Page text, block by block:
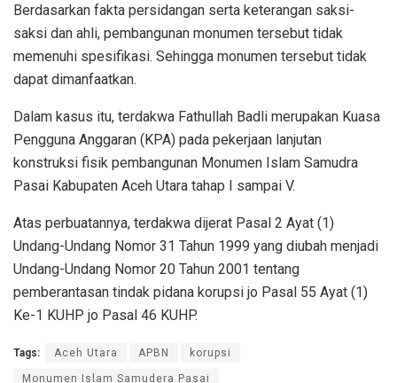
Berdasarkan fakta persidangan serta keterangan saksi-
saksi dan ahli, pembangunan monumen tersebut tidak
memenuhi spesifikasi. Sehingga monumen tersebut tidak
dapat dimanfaatkan.
Dalam kasus itu, terdakwa Fathullah Badli merupakan Kuasa
Pengguna Anggaran (KPA) pada pekerjaan lanjutan
konstruksi fisik pembangunan Monumen Islam Samudra
Pasai Kabupaten Aceh Utara tahap I sampai V.
Atas perbuatannya, terdakwa dijerat Pasal 2 Ayat (1)
Undang-Undang Nomor 31 Tahun 1999 yang diubah menjadi
Undang-Undang Nomor 20 Tahun 2001 tentang
pemberantasan tindak pidana korupsi jo Pasal 55 Ayat (1)
Ke-1 KUHP jo Pasal 46 KUHP.
Tags: Aceh Utara APBN korupsi
Monumen Islam Samudera Pasai